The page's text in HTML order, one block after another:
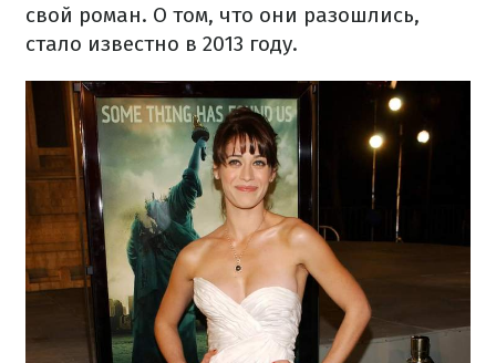
свой роман. О том, что они разошлись,
стало известно в 2013 году.